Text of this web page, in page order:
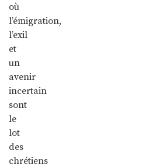
où
l’émigration,
l’exil
et
un
avenir
incertain
sont
le
lot
des
chrétiens